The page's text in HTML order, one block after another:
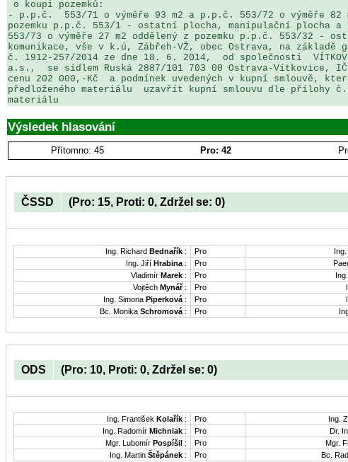
- p.p.č.  553/71 o výměře 93 m2 a p.p.č. 553/72 o výměře 82
pozemku p.p.č. 553/1 - ostatní plocha, manipulační plocha a
553/73 o výměře 27 m2 oddělený z pozemku p.p.č. 553/32 -
komunikace, vše v k.ú, Zábřeh-VŽ, obec Ostrava, na základě
č. 1912-257/2014 ze dne 18. 6. 2014,  od společnosti  VÍTKOVICE
a.s.,  se sídlem Ruská 2887/101 703 00 Ostrava-Vítkovice,
cenu 202 000,-Kč  a podmínek uvedených v kupní smlouvě,
předloženého materiálu  uzavřít kupní smlouvu dle přílohy č.
materiálu
Výsledek hlasování
Přítomno: 45 Pro: 42
ČSSD (Pro: 15, Proti: 0, Zdržel se: 0)
Ing. Richard Bednařík : Pro
Ing. Jiří Hrabina : Pro
Vladimír Marek : Pro
Vojtěch Mynář: Pro
Ing. Simona Piperková : Pro
Bc. Monika Schromová : Pro
ODS (Pro: 10, Proti: 0, Zdržel se: 0)
Ing. František Kolařík : Pro Ing.
Ing. Radomír Michniak : Pro Dr.
Mgr. Lubomír Pospíšil : Pro Mgr.
Ing. Martin Štěpánek : Pro Bc.